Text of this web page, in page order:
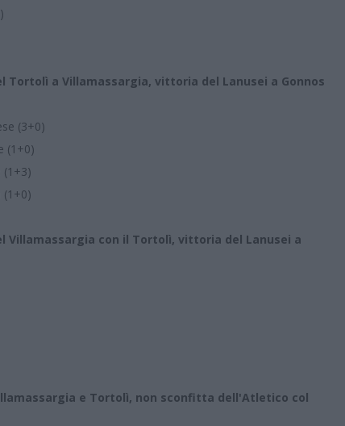
Tortolì a Villamassargia, vittoria del Lanusei a Gonnos
(3+0)
(1+0)
(1+3)
(1+0)
Villamassargia con il Tortolì, vittoria del Lanusei a
e Tortolì, non sconfitta dell'Atletico col